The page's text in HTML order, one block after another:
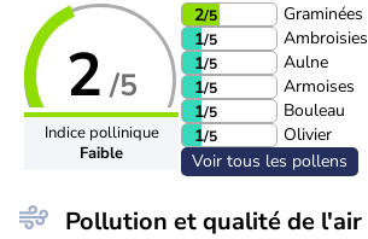
2 /5
Indice pollinique
Faible
2/5
Graminées
1/5
Ambroisies
1/5
Aulne
1/5
Armoises
1/5
Bouleau
1/5
Olivier
Voir tous les pollens
Pollution et qualité de l'air